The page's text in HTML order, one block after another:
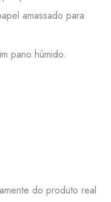
amassado para
pano húmido.
do produto real